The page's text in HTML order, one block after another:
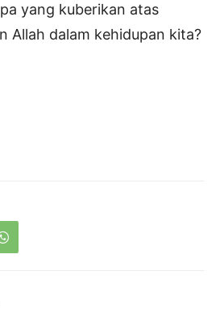
yang kuberikan atas
Allah dalam kehidupan kita?